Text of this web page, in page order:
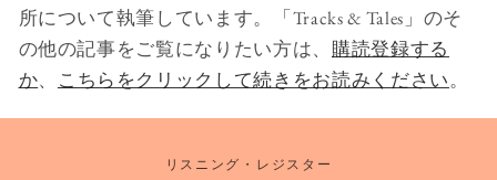
所について執筆しています。「Tracks & Tales」のそ
の他の記事をご覧になりたい方は、 購読登録する
か、 こちらをクリックして続きをお読みください。
リスニング・レジスター